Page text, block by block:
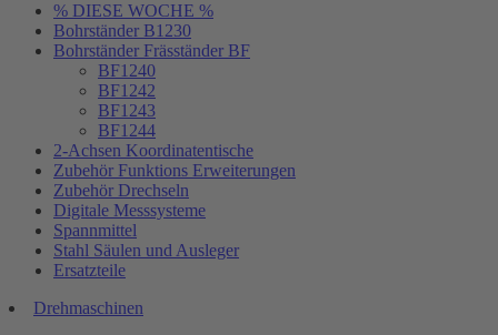
% DIESE WOCHE %
Bohrständer B1230
Bohrständer Fräsständer BF
BF1240
BF1242
BF1243
BF1244
2-Achsen Koordinatentische
Zubehör Funktions Erweiterungen
Zubehör Drechseln
Digitale Messsysteme
Spannmittel
Stahl Säulen und Ausleger
Ersatzteile
Drehmaschinen